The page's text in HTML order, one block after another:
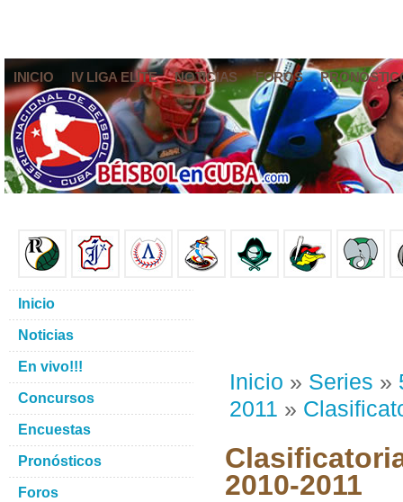
INICIO IV LIGA ELITE NOTICIAS FOROS
Inicio » Series »
2011 »
2010-2011
Inicio
Noticias
En vivo!!!
Concursos
Encuestas
Pronósticos
Foros